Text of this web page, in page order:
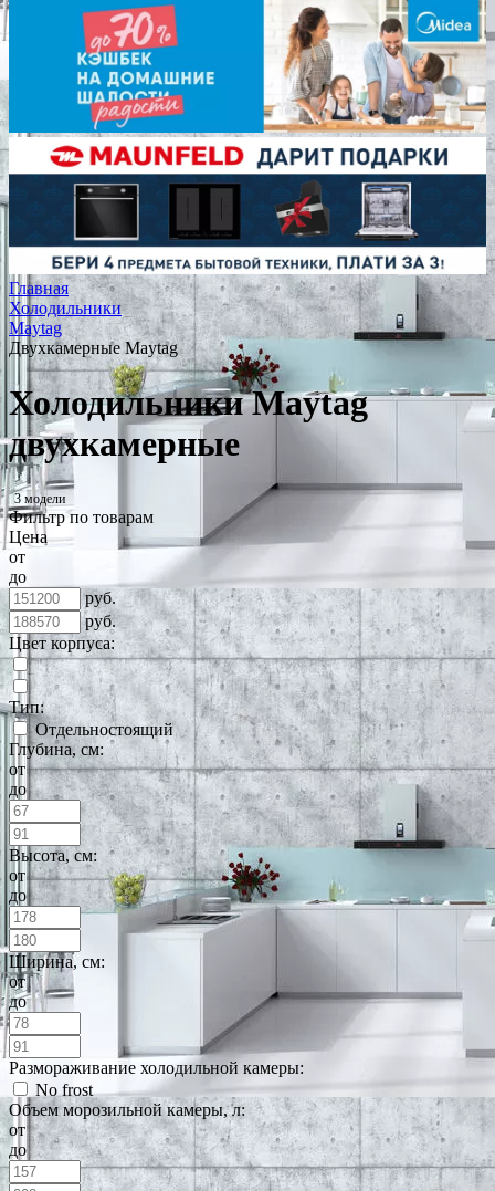
Главная
Холодильники
Maytag
Двухкамерные Maytag
Холодильники Maytag
двухкамерные
3 модели
Фильтр по товарам
Цена
от
до
руб.
руб.
Цвет корпуса:
Тип:
Отдельностоящий
Глубина, см:
от
до
Высота, см:
от
до
Ширина, см:
от
до
Размораживание холодильной камеры:
No frost
Объем морозильной камеры, л:
от
до